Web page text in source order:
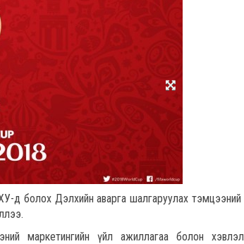
д болох Дэлхийн аварга шалгаруулах тэмцээний
маркетингийн үйл ажиллагаа болон хэвлэл